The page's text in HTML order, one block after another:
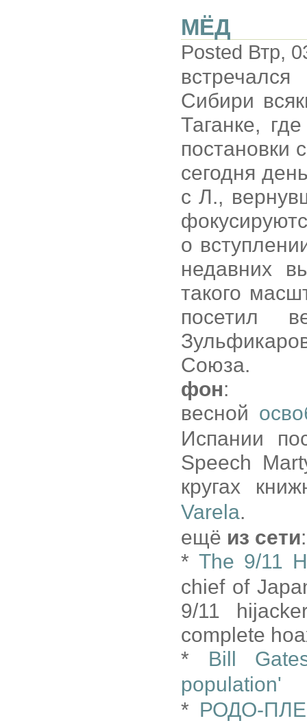
МЁД
Posted Втр,
Сибири
Таганке,
постановки
сегодня
с Л.,
о
недавних
такого
посетил
Союза.
фон:
весной
Испании
Speech
кругах
Varela.
ещё из сети:
* The 9/11
chief of
9/11
complete
* Bill
population'
* РОДО-